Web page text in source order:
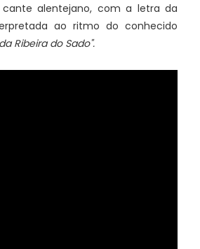
cante alentejano, com a letra da
ao ritmo do conhecido
Ribeira do Sado".